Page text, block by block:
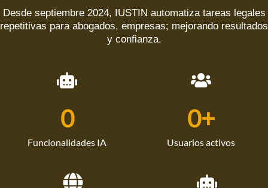
Desde septiembre 2024, IUSTIN automatiza tareas legales
repetitivas para abogados, empresas; mejorando resultados
y confianza.
Funcionalidades IA
0
Usuarios activos
0+